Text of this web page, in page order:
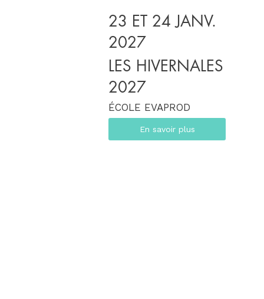
23 ET 24 JANV.
2027
LES HIVERNALES
2027
ÉCOLE EVAPROD
En savoir plus